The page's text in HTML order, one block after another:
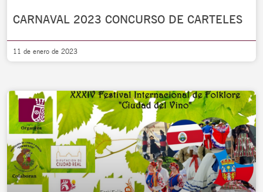
CARNAVAL 2023 CONCURSO DE CARTELES
11 de enero de 2023